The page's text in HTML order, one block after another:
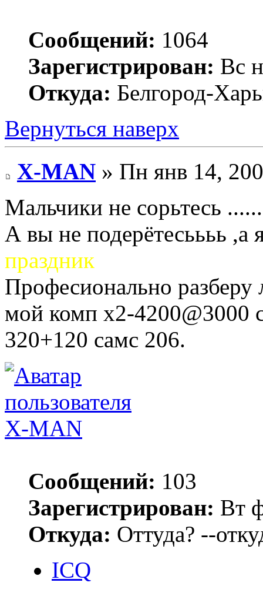
Сообщений: 1064
Зарегистрирован: Вс
Откуда: Белгород-
Вернуться наверх
X-MAN » Пн янв 14,
Мальчики не сорьтесь
А вы не подерётесьььь ,а
праздник
Професионально
мой комп х2-4200@3000
320+120 самс 206.
X-MAN
Сообщений: 103
Зарегистрирован: Вт
Откуда: Оттуда? --
ICQ